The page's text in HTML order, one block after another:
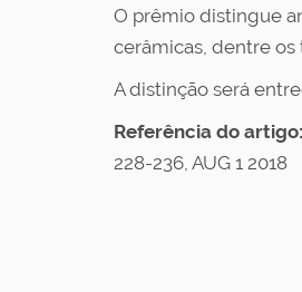
O prêmio distingue
cerâmicas, dentre
A distinção será
Referência do artigo:
228-236, AUG 1 2018